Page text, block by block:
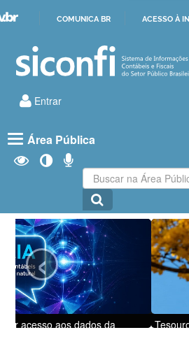
O
COMUNICA BR ACESSO À
Entrar
Área Pública
Buscar
na
Área
Pública
Tesouro Nacional publica Balanço
‹